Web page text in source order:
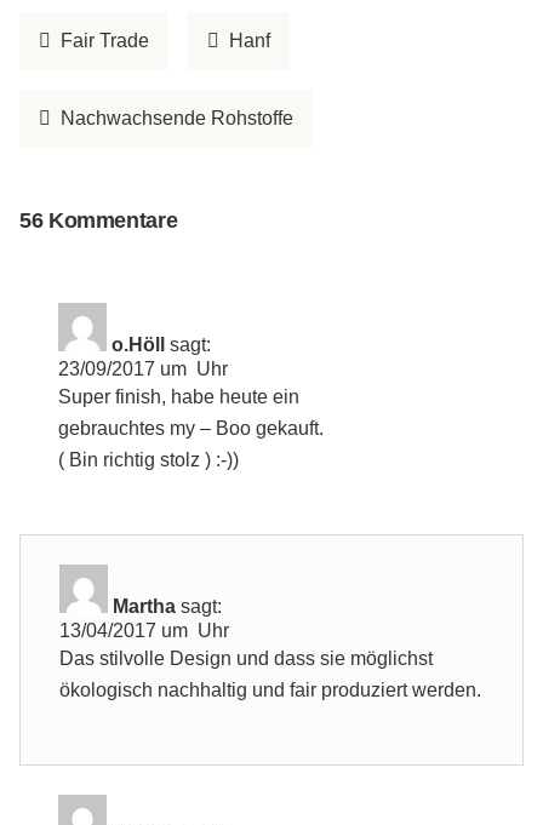
Fair Trade Hanf
Nachwachsende Rohstoffe
56 Kommentare
o.Höll
sagt:
23/09/2017 um Uhr
Super finish, habe heute ein
gebrauchtes my – Boo gekauft.
( Bin richtig stolz ) :-))
Martha sagt:
13/04/2017 um Uhr
Das stilvolle Design und dass sie möglichst
ökologisch nachhaltig und fair produziert werden.